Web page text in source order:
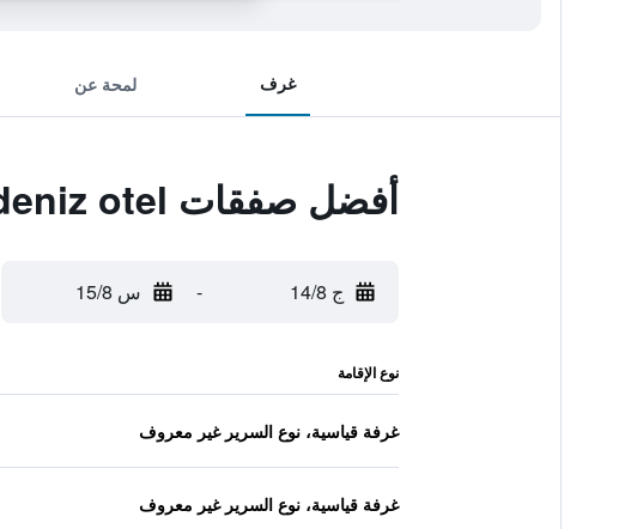
غرف لمحة عن
أفضل صفقات deniz otel
ج 14/8 - س 15/8
نوع الإقامة
غرفة قياسية، نوع السرير غير معروف
غرفة قياسية، نوع السرير غير معروف